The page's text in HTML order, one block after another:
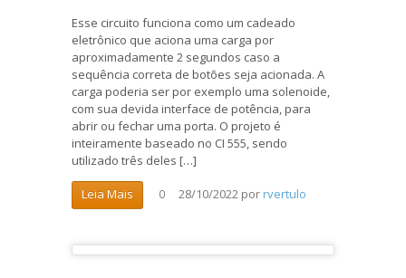
Esse circuito funciona como um cadeado
eletrônico que aciona uma carga por
aproximadamente 2 segundos caso a
sequência correta de botões seja acionada. A
carga poderia ser por exemplo uma solenoide,
com sua devida interface de potência, para
abrir ou fechar uma porta. O projeto é
inteiramente baseado no CI 555, sendo
utilizado três deles […]
Leia Mais 0 28/10/2022 por rvertulo